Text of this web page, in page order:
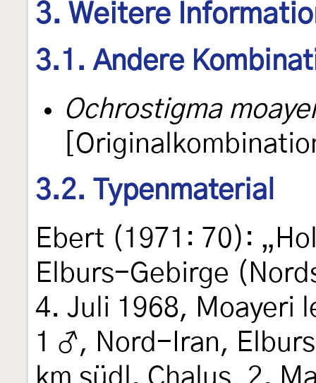
3. Weitere
3.1. Andere
Ochrostigma
3.2. Typenmaterial
Ebert (1971: 70):
Elburs-Gebirge
4. Juli 1968, Moayeri
1 ♂, Nord-Iran,
km südl. Chalus, 2.